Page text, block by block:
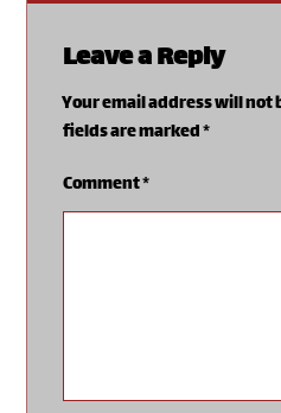
Leave a Reply
Your email address will not
fields are marked*
Comment*